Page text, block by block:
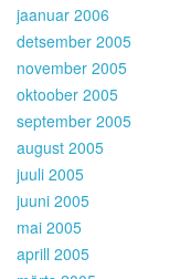
jaanuar 2006
detsember 2005
november 2005
oktoober 2005
september 2005
august 2005
juuli 2005
juuni 2005
mai 2005
aprill 2005